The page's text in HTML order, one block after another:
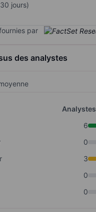
jours)
par
des analystes
Analystes
6
0
3
0
0